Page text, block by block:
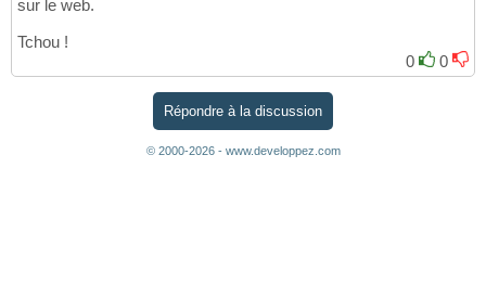
sur le web.
Tchou !
0
0
Répondre à la discussion
© 2000-2026 - www.developpez.com